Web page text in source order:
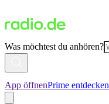
Was möchtest du anhören?
App öffnenPrime entdecken